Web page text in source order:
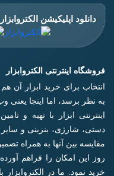
دانلود اپلیکیشن
فروشگاه اینترنتی الکتروابزار
انتخاب برای خرید ابزار آن
به نظر برسد، اما اینجا یعنی
اینترنتی ابزار با تهیه و
دستی، شارژی، بنزینی و
روز این امکان را فراهم
خرید نمود. ما در